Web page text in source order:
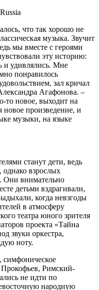
что так хорошо не
музыка. Звучит
мы вместе с героями
эту историю:
и удивлялись. Мне
понравилось
зал кричал
Агафонова. –
то новое, выходит на
новое произведение, и
музыки, на языке
станут дети, ведь
однако взрослых
Они внимательно
детьми вздрагивали,
когда невзгоды
в атмосферу
театра юного зрителя
проекта «Тайна
звуки оркестра,
ноту.
симфоническое
Прокофьев, Римский-
не идти по
народную